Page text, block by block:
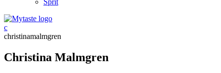
Sprit
c
christinamalmgren
Christina Malmgren